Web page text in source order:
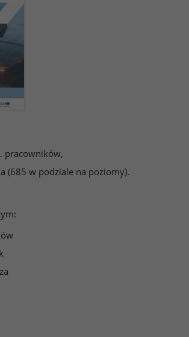
pracowników,
(685 w podziale na poziomy).